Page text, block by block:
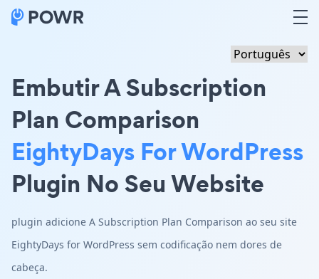
Embutir A Subscription
Plan Comparison
EightyDays For WordPress
Plugin No Seu Website
plugin adicione A Subscription Plan Comparison ao seu site
EightyDays for WordPress sem codificação nem dores de
cabeça.